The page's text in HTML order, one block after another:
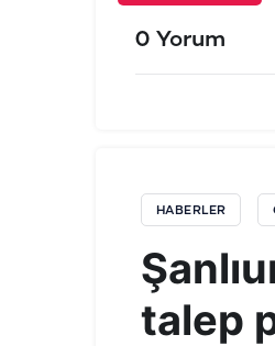
0 Yorum
HABERLER
talep